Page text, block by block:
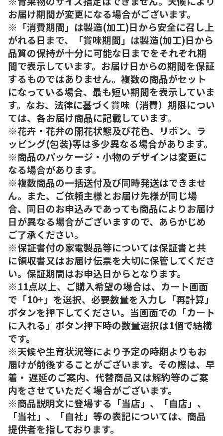
お届け期間が変更になる場合がございます。
※「消費期間」は製造(加工)日から安全に召し上
がれる日まで、「賞味期間」は製造(加工)日から
品質の保持が十分に可能な日までをそれぞれ期
間で表示しています。お届け日からの期間を保証
するものではありません。複数の商品がセット
になっている場合、最も短い期間を表示していま
す。なお、法律に基づく賞味（消費）期限につい
ては、各お届け商品に記載しています。
※花卉・花弁の開花状態及び花色、リボン、ラ
ッピング(包装)等は多少異なる場合があります。
※商品のパッケージ・小物のデザインは変更に
なる場合があります。
※複数商品の一括送付及び同時発送はできませ
ん。また、ご依頼主様とお届け先様が同じ場
合、同日のお申込みであっても商品によりお届け
日が異なる場合がございますので、あらかじめ
ご了承ください。
※保証書付の家電製品等については保証書と共
に領収書又はお届け伝票を大切に保管してくださ
い。保証期間はお申込日からとなります。
※11点以上、ご購入希望の場合は、カート画面
で「10+」を選択、必要数量を入力し「再計算」
ボタンを押下してください。当画面での「カート
に入れる」ボタン押下時の数量選択は1個で結構
です。
※天候や生育状況等により予定の時期よりもお
届けが前後することがございます。その際は、早
着・ 遅延のご案内、代替商品又は解約等のご案
内をさせていただく場合がございます。
※商品説明文に登場する「当店」、「自店」、
「当社」、「自社」等の表記については、商品
提供者を指しております。